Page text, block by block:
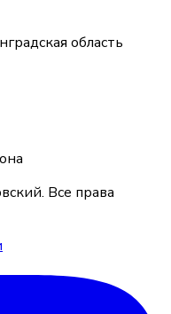
область
. Все права